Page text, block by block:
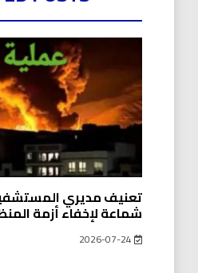
تعنيف مديري
شماعة لإخفاء أزمة